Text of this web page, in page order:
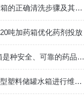
20吨加药箱的正确清洗步骤及其注意事项分享
吨加药箱优化药剂投放
PE加药箱是种安全、可靠的药品储存与管理解决方案
如何对大型塑料储罐水箱进行维护保养